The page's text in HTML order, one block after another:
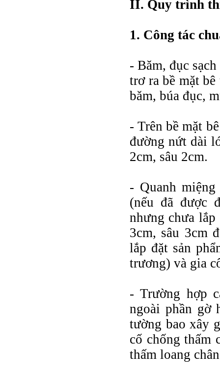
II. Quy trình
1. Công tác
- Băm, đục
trơ ra bề mặt
băm, búa đục,
- Trên bề mặt
đường nứt dài
2cm, sâu 2cm.
- Quanh
(nếu đã được
nhưng chưa lắp
3cm, sâu 3cm
lắp đặt sản
trương) và gia
- Trường hợp
ngoài phần gờ
tường bao xây
cố chống thấm
thấm loang